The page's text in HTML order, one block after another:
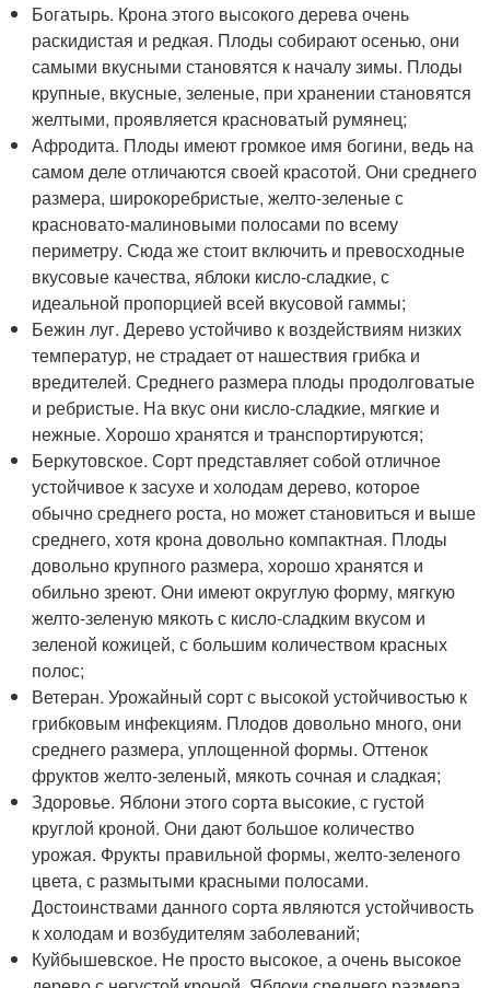
Богатырь. Крона этого высокого дерева очень
раскидистая и редкая. Плоды собирают осенью, они
самыми вкусными становятся к началу зимы. Плоды
крупные, вкусные, зеленые, при хранении становятся
желтыми, проявляется красноватый румянец;
Афродита. Плоды имеют громкое имя богини, ведь на
самом деле отличаются своей красотой. Они среднего
размера, широкоребристые, желто-зеленые с
красновато-малиновыми полосами по всему
периметру. Сюда же стоит включить и превосходные
вкусовые качества, яблоки кисло-сладкие, с
идеальной пропорцией всей вкусовой гаммы;
Бежин луг. Дерево устойчиво к воздействиям низких
температур, не страдает от нашествия грибка и
вредителей. Среднего размера плоды продолговатые
и ребристые. На вкус они кисло-сладкие, мягкие и
нежные. Хорошо хранятся и транспортируются;
Беркутовское. Сорт представляет собой отличное
устойчивое к засухе и холодам дерево, которое
обычно среднего роста, но может становиться и выше
среднего, хотя крона довольно компактная. Плоды
довольно крупного размера, хорошо хранятся и
обильно зреют. Они имеют округлую форму, мягкую
желто-зеленую мякоть с кисло-сладким вкусом и
зеленой кожицей, с большим количеством красных
полос;
Ветеран. Урожайный сорт с высокой устойчивостью к
грибковым инфекциям. Плодов довольно много, они
среднего размера, уплощенной формы. Оттенок
фруктов желто-зеленый, мякоть сочная и сладкая;
Здоровье. Яблони этого сорта высокие, с густой
круглой кроной. Они дают большое количество
урожая. Фрукты правильной формы, желто-зеленого
цвета, с размытыми красными полосами.
Достоинствами данного сорта являются устойчивость
к холодам и возбудителям заболеваний;
Куйбышевское. Не просто высокое, а очень высокое